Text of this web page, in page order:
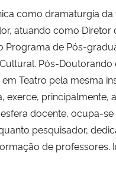
como dramaturgia
atuando como
de Pós-
Pós-
Teatro pela mesma
exerce,
docente, ocupa-
pesquisador,
de professores.